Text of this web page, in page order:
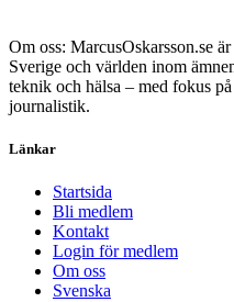
Om oss: MarcusOskarsson.se
Sverige och världen inom
teknik och hälsa – med fokus
journalistik.
Länkar
Startsida
Bli medlem
Kontakt
Login för medlem
Om oss
Svenska